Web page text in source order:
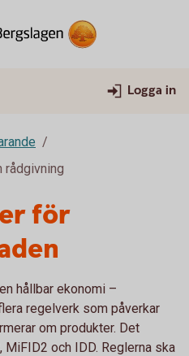
Logga in
rådgivning
för
hållbar ekonomi –
regelverk som påverkar
om produkter. Det
MiFID2 och IDD. Reglerna ska